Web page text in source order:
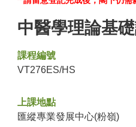
中醫學理論基
課程編號
VT276ES/HS
上課地點
匯縱專業發展中心(粉嶺)